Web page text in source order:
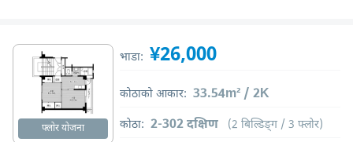
फ्लोर योजना
भाडा: ¥26,000
कोठाको आकार: 33.54m² / 2K
कोठा: 2-302 दक्षिण (2 बिल्डिङ्ग / 3 फ्लोर)